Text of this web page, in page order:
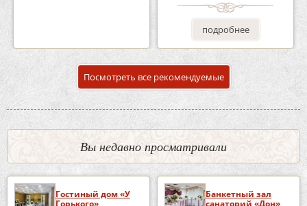
подробнее
Посмотреть все рекомендуемые
Вы недавно просматривали
Гостиный дом «У
Горького»
Банкетный зал
санаторий «Дон»